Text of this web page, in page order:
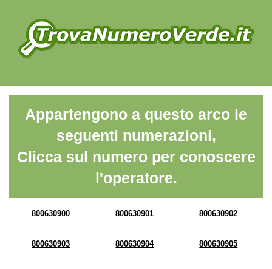
Appartengono a questo arco le
seguenti numerazioni,
Clicca sul numero per conoscere
l'operatore.
800630900 800630901 800630902
800630903 800630904 800630905